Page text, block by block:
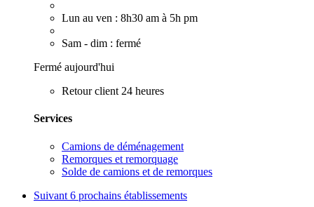
Lun au ven : 8h30 am à 5h pm
Sam - dim : fermé
Fermé aujourd'hui
Retour client 24 heures
Services
Camions de déménagement
Remorques et remorquage
Solde de camions et de remorques
Suivant 6 prochains établissements